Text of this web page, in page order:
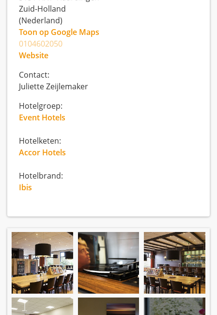
Zuid-Holland
(Nederland)
Toon op Google Maps
0104602050
Website
Contact:
Juliette Zeijlemaker
Hotelgroep:
Event Hotels
Hotelketen:
Accor Hotels
Hotelbrand:
Ibis